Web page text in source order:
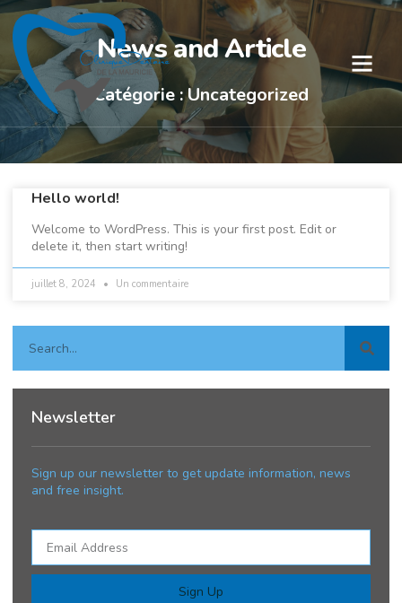
News and Article
Catégorie : Uncategorized
Hello world!
Welcome to WordPress. This is your first post. Edit or
delete it, then start writing!
juillet 8, 2024 Un commentaire
Newsletter
Sign up our newsletter to get update information, news
and free insight.
Sign Up